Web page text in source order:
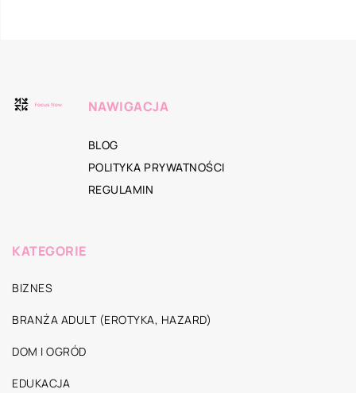
NAWIGACJA
BLOG
POLITYKA PRYWATNOŚCI
REGULAMIN
KATEGORIE
BIZNES
BRANŻA ADULT (EROTYKA, HAZARD)
DOM I OGRÓD
EDUKACJA